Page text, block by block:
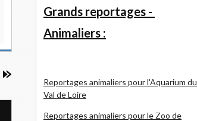
Grands reportages -
Animaliers :
Reportages animaliers pour l'Aquarium du
Val de Loire
Reportages animaliers pour le Zoo de